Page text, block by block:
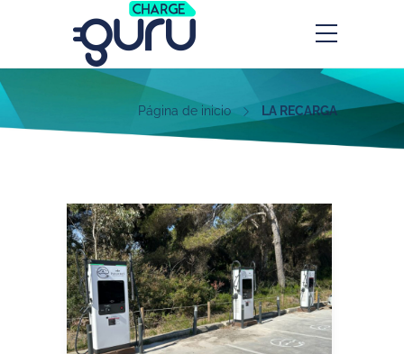
Página de inicio LA RECARGA